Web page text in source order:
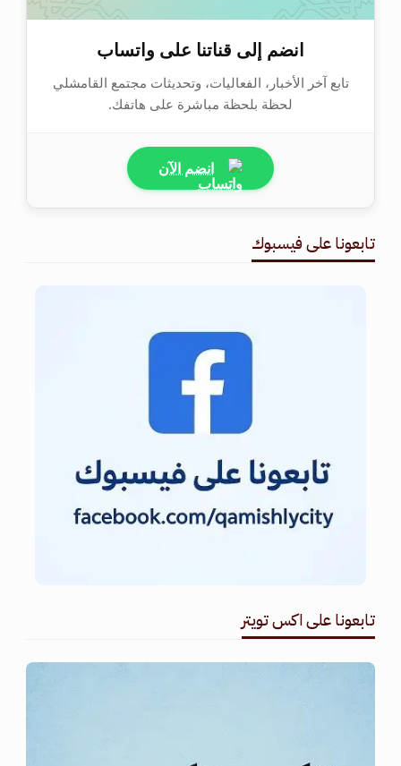
انضم إلى قناتنا على واتساب
تابع آخر الأخبار، الفعاليات، وتحديثات مجتمع القامشلي
لحظة بلحظة مباشرة على هاتفك.
انضم الآن
تابعونا على فيسبوك
تابعونا على اكس تويتر